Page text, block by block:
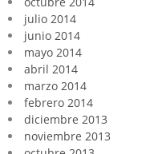
julio 2014
junio 2014
mayo 2014
abril 2014
marzo 2014
febrero 2014
diciembre 2013
noviembre 2013